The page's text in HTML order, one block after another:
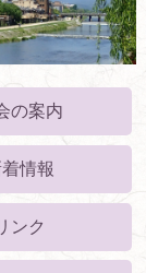
の案内
情報
ンク